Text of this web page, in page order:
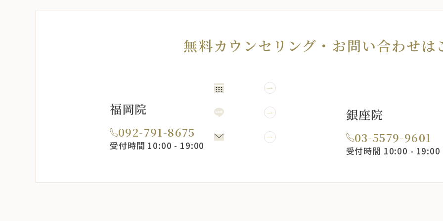
無料カウンセリング・ お問い合わせは
福岡院
092-791-8675
受付時間 10:00 - 19:00
銀座院
03-5579-9601
受付時間 10:00 - 19:00